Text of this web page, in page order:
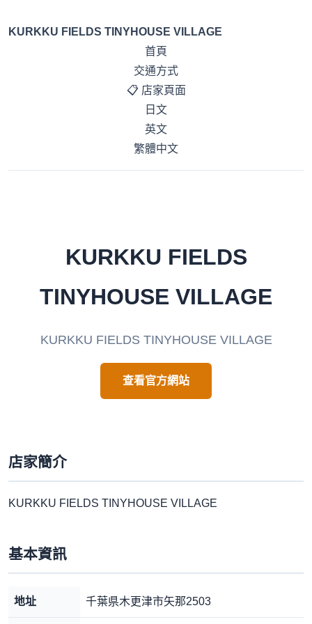
KURKKU FIELDS TINYHOUSE VILLAGE
首頁
交通方式
📋 店家頁面
日文
英文
繁體中文
KURKKU FIELDS
TINYHOUSE VILLAGE
KURKKU FIELDS TINYHOUSE VILLAGE
查看官方網站
店家簡介
KURKKU FIELDS TINYHOUSE VILLAGE
基本資訊
地址 千葉県木更津市矢那2503